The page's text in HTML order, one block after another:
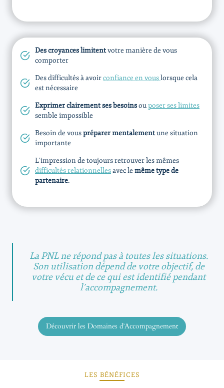
Des croyances limitentvotre manière de vous
comporter
Des difficultés à avoirconfiance en vouslorsque cela
est nécessaire
Exprimer clairement ses besoinsouposer ses limites
semble impossible
Besoin de vouspréparer mentalementune situation
importante
L’impression de toujours retrouver les mêmes
difficultés relationnellesavec le même type de
partenaire.
La PNL ne répond pas à toutes les situations.
Son utilisation dépend de votre objectif, de
votre vécu et de ce qui est identifié pendant
l’accompagnement.
Découvrir les Domaines d’Accompagnement
LES BÉNÉFICES